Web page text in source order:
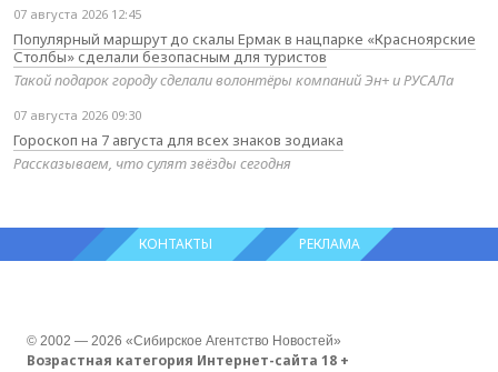
07 августа 2026 12:45
Популярный маршрут до скалы Ермак в нацпарке «Красноярские
Столбы» сделали безопасным для туристов
Такой подарок городу сделали волонтёры компаний Эн+ и РУСАЛа
07 августа 2026 09:30
Гороскоп на 7 августа для всех знаков зодиака
Рассказываем, что сулят звёзды сегодня
КОНТАКТЫ РЕКЛАМА
© 2002 — 2026 «Сибирское Агентство Новостей»
Возрастная категория Интернет-сайта 18 +